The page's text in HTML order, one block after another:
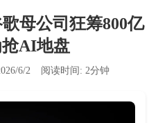
母公司狂筹800亿
AI地盘
6/2 阅读时间: 2分钟